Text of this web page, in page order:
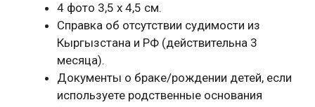
4 фото 3,5 x 4,5 см.
Справка об отсутствии судимости из
Кыргызстана и РФ (действительна 3
месяца).
Документы о браке/рождении детей, если
используете родственные основания